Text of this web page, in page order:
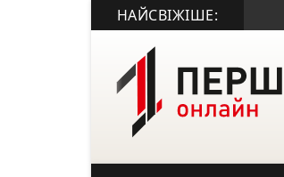
НАЙСВІЖІШЕ: